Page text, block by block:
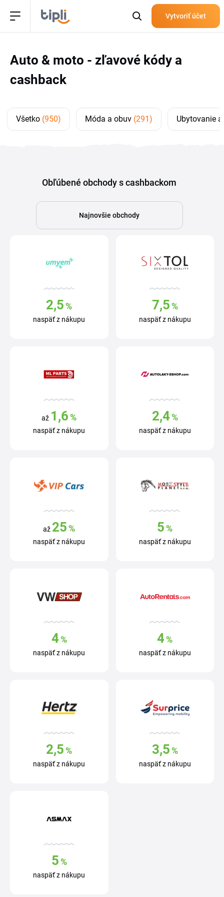
Vytvoriť účet
Auto & moto - zľavové kódy a
cashback
Všetko (950) Móda a obuv (291) Ubytovanie
Obľúbené obchody s cashbackom
Najnovšie obchody
2,5 %
naspäť z nákupu
7,5%
naspäť z nákupu
až 1,6 %
naspäť z nákupu
2,4%
naspäť z nákupu
až 25 %
naspäť z nákupu
5 %
naspäť z nákupu
4%
naspäť z nákupu
4%
naspäť z nákupu
2,5 %
naspäť z nákupu
3,5%
naspäť z nákupu
5%
naspäť z nákupu